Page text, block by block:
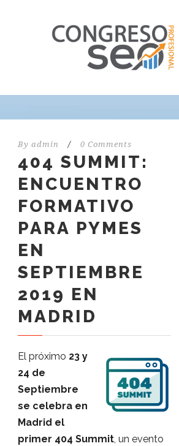
By admin / 0 Comments
404 SUMMIT:
ENCUENTRO
FORMATIVO
PARA PYMES
EN
SEPTIEMBRE
2019 EN
MADRID
El próximo 23 y
24 de
Septiembre
se celebra en
Madrid el
primer 404 Summit, un evento